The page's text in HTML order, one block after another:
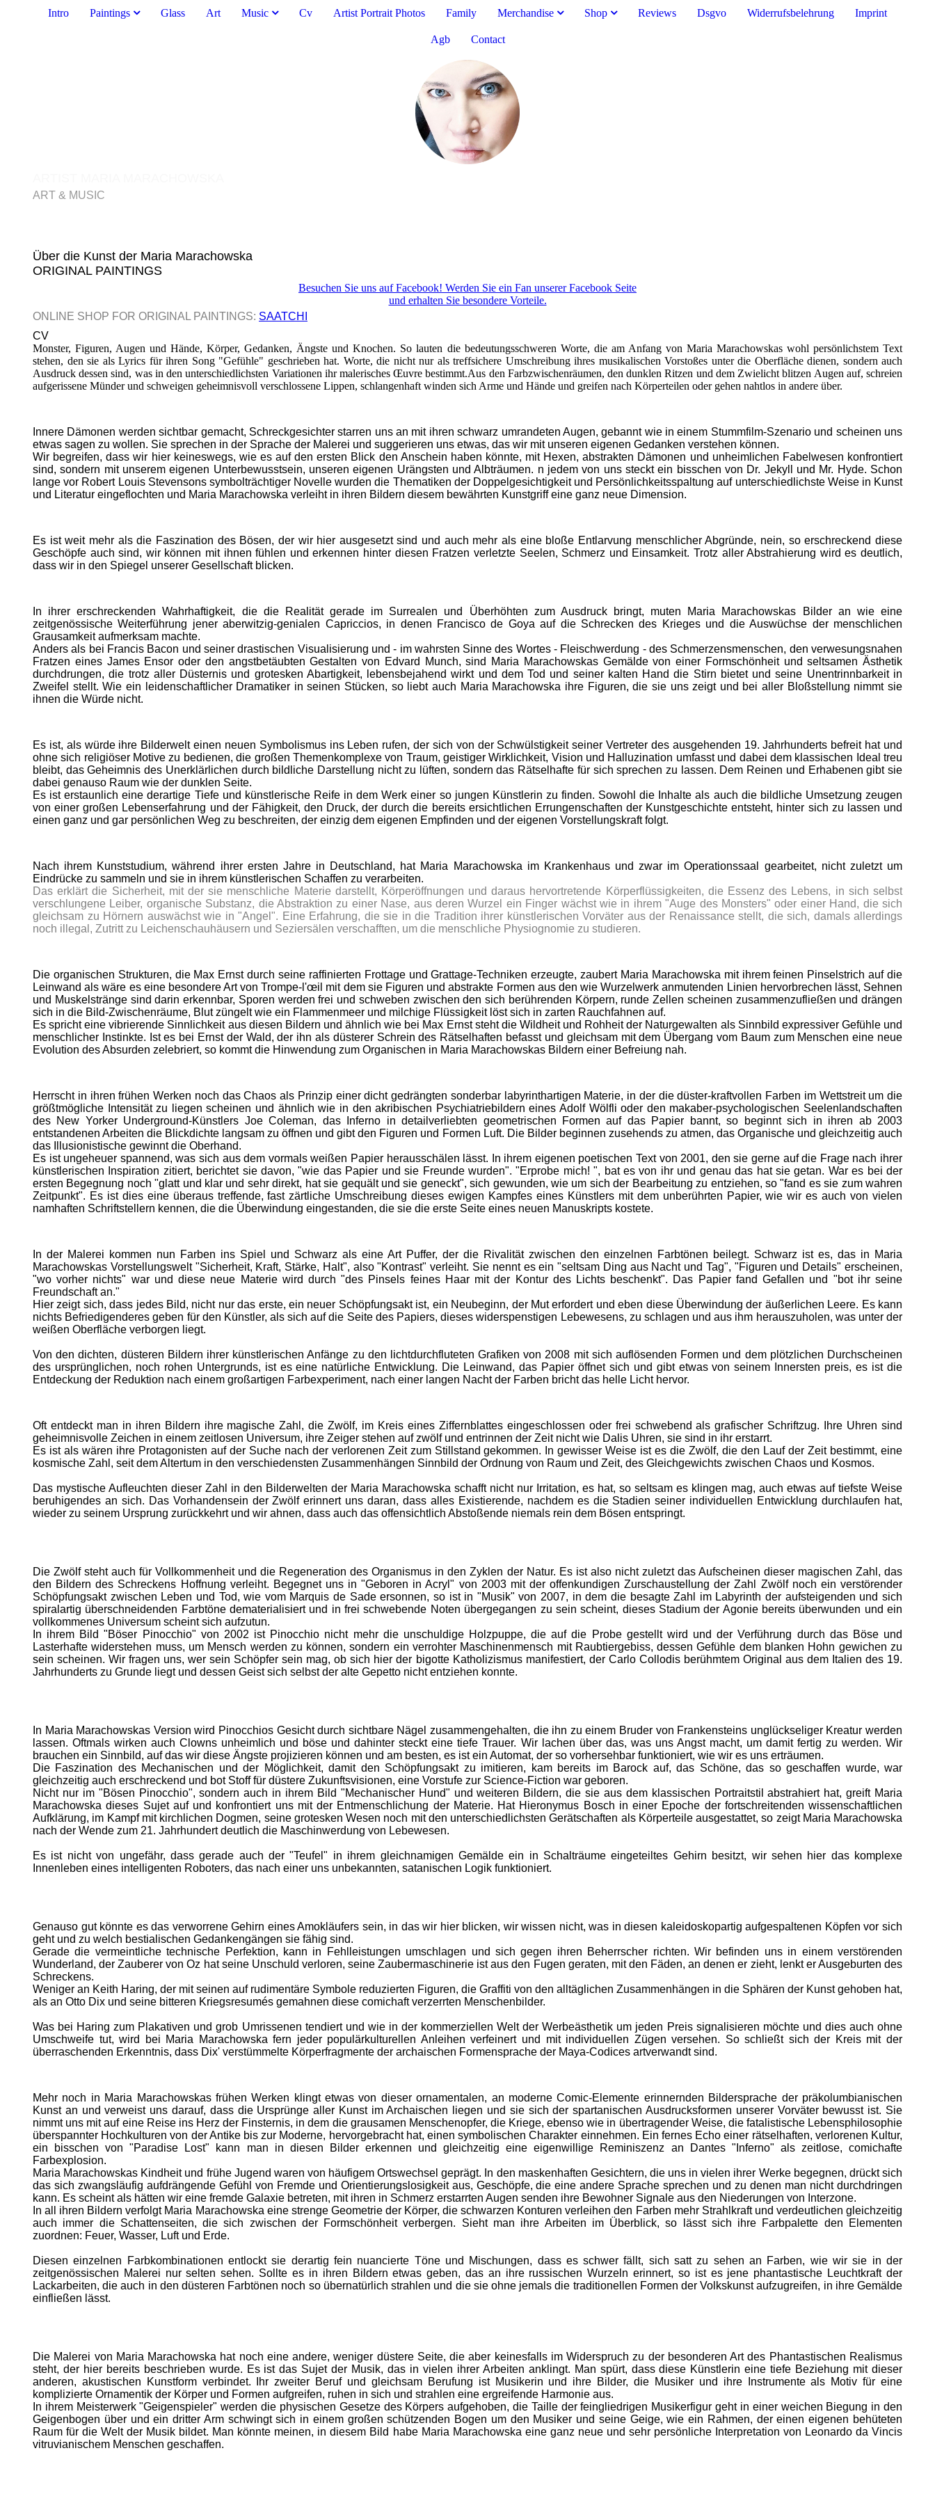
Intro Paintings Glass Art Music Cv Artist Portrait Photos Family Merchandise Shop Reviews Dsgvo Widerrufsbelehrung Imprint
Agb Contact
ART & MUSIC
Über die Kunst der Maria Marachowska
ORIGINAL PAINTINGS
Besuchen Sie uns auf Facebook! Werden Sie ein Fan unserer Facebook Seite
und erhalten Sie besondere Vorteile.
ONLINE SHOP FOR ORIGINAL PAINTINGS: SAATCHI
CV
Monster, Figuren, Augen und Hände, Körper, Gedanken, Ängste und Knochen. So lauten die bedeutungsschweren Worte, die am Anfang von Maria Marachowskas wohl persönlichstem Text
stehen, den sie als Lyrics für ihren Song "Gefühle" geschrieben hat. Worte, die nicht nur als treffsichere Umschreibung ihres musikalischen Vorstoßes unter die Oberfläche dienen, sondern auch
Ausdruck dessen sind, was in den unterschiedlichsten Variationen ihr malerisches Œuvre bestimmt.Aus den Farbzwischenräumen, den dunklen Ritzen und dem Zwielicht blitzen Augen auf, schreien
aufgerissene Münder und schweigen geheimnisvoll verschlossene Lippen, schlangenhaft winden sich Arme und Hände und greifen nach Körperteilen oder gehen nahtlos in andere über.
Innere Dämonen werden sichtbar gemacht, Schreckgesichter starren uns an mit ihren schwarz umrandeten Augen, gebannt wie in einem Stummfilm-Szenario und scheinen uns
etwas sagen zu wollen. Sie sprechen in der Sprache der Malerei und suggerieren uns etwas, das wir mit unseren eigenen Gedanken verstehen können.
Wir begreifen, dass wir hier keineswegs, wie es auf den ersten Blick den Anschein haben könnte, mit Hexen, abstrakten Dämonen und unheimlichen Fabelwesen konfrontiert
sind, sondern mit unserem eigenen Unterbewusstsein, unseren eigenen Urängsten und Albträumen. n jedem von uns steckt ein bisschen von Dr. Jekyll und Mr. Hyde. Schon
lange vor Robert Louis Stevensons symbolträchtiger Novelle wurden die Thematiken der Doppelgesichtigkeit und Persönlichkeitsspaltung auf unterschiedlichste Weise in Kunst
und Literatur eingeflochten und Maria Marachowska verleiht in ihren Bildern diesem bewährten Kunstgriff eine ganz neue Dimension.
Es ist weit mehr als die Faszination des Bösen, der wir hier ausgesetzt sind und auch mehr als eine bloße Entlarvung menschlicher Abgründe, nein, so erschreckend diese
Geschöpfe auch sind, wir können mit ihnen fühlen und erkennen hinter diesen Fratzen verletzte Seelen, Schmerz und Einsamkeit. Trotz aller Abstrahierung wird es deutlich,
dass wir in den Spiegel unserer Gesellschaft blicken.
In ihrer erschreckenden Wahrhaftigkeit, die die Realität gerade im Surrealen und Überhöhten zum Ausdruck bringt, muten Maria Marachowskas Bilder an wie eine
zeitgenössische Weiterführung jener aberwitzig-genialen Capriccios, in denen Francisco de Goya auf die Schrecken des Krieges und die Auswüchse der menschlichen
Grausamkeit aufmerksam machte.
Anders als bei Francis Bacon und seiner drastischen Visualisierung und - im wahrsten Sinne des Wortes - Fleischwerdung - des Schmerzensmenschen, den verwesungsnahen
Fratzen eines James Ensor oder den angstbetäubten Gestalten von Edvard Munch, sind Maria Marachowskas Gemälde von einer Formschönheit und seltsamen Ästhetik
durchdrungen, die trotz aller Düsternis und grotesken Abartigkeit, lebensbejahend wirkt und dem Tod und seiner kalten Hand die Stirn bietet und seine Unentrinnbarkeit in
Zweifel stellt. Wie ein leidenschaftlicher Dramatiker in seinen Stücken, so liebt auch Maria Marachowska ihre Figuren, die sie uns zeigt und bei aller Bloßstellung nimmt sie
ihnen die Würde nicht.
Es ist, als würde ihre Bilderwelt einen neuen Symbolismus ins Leben rufen, der sich von der Schwülstigkeit seiner Vertreter des ausgehenden 19. Jahrhunderts befreit hat und
ohne sich religiöser Motive zu bedienen, die großen Themenkomplexe von Traum, geistiger Wirklichkeit, Vision und Halluzination umfasst und dabei dem klassischen Ideal treu
bleibt, das Geheimnis des Unerklärlichen durch bildliche Darstellung nicht zu lüften, sondern das Rätselhafte für sich sprechen zu lassen. Dem Reinen und Erhabenen gibt sie
dabei genauso Raum wie der dunklen Seite.
Es ist erstaunlich eine derartige Tiefe und künstlerische Reife in dem Werk einer so jungen Künstlerin zu finden. Sowohl die Inhalte als auch die bildliche Umsetzung zeugen
von einer großen Lebenserfahrung und der Fähigkeit, den Druck, der durch die bereits ersichtlichen Errungenschaften der Kunstgeschichte entsteht, hinter sich zu lassen und
einen ganz und gar persönlichen Weg zu beschreiten, der einzig dem eigenen Empfinden und der eigenen Vorstellungskraft folgt.
Nach ihrem Kunststudium, während ihrer ersten Jahre in Deutschland, hat Maria Marachowska im Krankenhaus und zwar im Operationssaal gearbeitet, nicht zuletzt um
Eindrücke zu sammeln und sie in ihrem künstlerischen Schaffen zu verarbeiten.
Das erklärt die Sicherheit, mit der sie menschliche Materie darstellt, Körperöffnungen und daraus hervortretende Körperflüssigkeiten, die Essenz des Lebens, in sich selbst
verschlungene Leiber, organische Substanz, die Abstraktion zu einer Nase, aus deren Wurzel ein Finger wächst wie in ihrem "Auge des Monsters" oder einer Hand, die sich
gleichsam zu Hörnern auswächst wie in "Angel". Eine Erfahrung, die sie in die Tradition ihrer künstlerischen Vorväter aus der Renaissance stellt, die sich, damals allerdings
noch illegal, Zutritt zu Leichenschauhäusern und Seziersälen verschafften, um die menschliche Physiognomie zu studieren.
Die organischen Strukturen, die Max Ernst durch seine raffinierten Frottage und Grattage-Techniken erzeugte, zaubert Maria Marachowska mit ihrem feinen Pinselstrich auf die
Leinwand als wäre es eine besondere Art von Trompe-l'œil mit dem sie Figuren und abstrakte Formen aus den wie Wurzelwerk anmutenden Linien hervorbrechen lässt, Sehnen
und Muskelstränge sind darin erkennbar, Sporen werden frei und schweben zwischen den sich berührenden Körpern, runde Zellen scheinen zusammenzufließen und drängen
sich in die Bild-Zwischenräume, Blut züngelt wie ein Flammenmeer und milchige Flüssigkeit löst sich in zarten Rauchfahnen auf.
Es spricht eine vibrierende Sinnlichkeit aus diesen Bildern und ähnlich wie bei Max Ernst steht die Wildheit und Rohheit der Naturgewalten als Sinnbild expressiver Gefühle und
menschlicher Instinkte. Ist es bei Ernst der Wald, der ihn als düsterer Schrein des Rätselhaften befasst und gleichsam mit dem Übergang vom Baum zum Menschen eine neue
Evolution des Absurden zelebriert, so kommt die Hinwendung zum Organischen in Maria Marachowskas Bildern einer Befreiung nah.
Herrscht in ihren frühen Werken noch das Chaos als Prinzip einer dicht gedrängten sonderbar labyrinthartigen Materie, in der die düster-kraftvollen Farben im Wettstreit um die
größtmögliche Intensität zu liegen scheinen und ähnlich wie in den akribischen Psychiatriebildern eines Adolf Wölfli oder den makaber-psychologischen Seelenlandschaften
des New Yorker Underground-Künstlers Joe Coleman, das Inferno in detailverliebten geometrischen Formen auf das Papier bannt, so beginnt sich in ihren ab 2003
entstandenen Arbeiten die Blickdichte langsam zu öffnen und gibt den Figuren und Formen Luft. Die Bilder beginnen zusehends zu atmen, das Organische und gleichzeitig auch
das Illusionistische gewinnt die Oberhand.
Es ist ungeheuer spannend, was sich aus dem vormals weißen Papier herausschälen lässt. In ihrem eigenen poetischen Text von 2001, den sie gerne auf die Frage nach ihrer
künstlerischen Inspiration zitiert, berichtet sie davon, "wie das Papier und sie Freunde wurden". "Erprobe mich! ", bat es von ihr und genau das hat sie getan. War es bei der
ersten Begegnung noch "glatt und klar und sehr direkt, hat sie gequält und sie geneckt", sich gewunden, wie um sich der Bearbeitung zu entziehen, so "fand es sie zum wahren
Zeitpunkt". Es ist dies eine überaus treffende, fast zärtliche Umschreibung dieses ewigen Kampfes eines Künstlers mit dem unberührten Papier, wie wir es auch von vielen
namhaften Schriftstellern kennen, die die Überwindung eingestanden, die sie die erste Seite eines neuen Manuskripts kostete.
In der Malerei kommen nun Farben ins Spiel und Schwarz als eine Art Puffer, der die Rivalität zwischen den einzelnen Farbtönen beilegt. Schwarz ist es, das in Maria
Marachowskas Vorstellungswelt "Sicherheit, Kraft, Stärke, Halt", also "Kontrast" verleiht. Sie nennt es ein "seltsam Ding aus Nacht und Tag", "Figuren und Details" erscheinen,
"wo vorher nichts" war und diese neue Materie wird durch "des Pinsels feines Haar mit der Kontur des Lichts beschenkt". Das Papier fand Gefallen und "bot ihr seine
Freundschaft an."
Hier zeigt sich, dass jedes Bild, nicht nur das erste, ein neuer Schöpfungsakt ist, ein Neubeginn, der Mut erfordert und eben diese Überwindung der äußerlichen Leere. Es kann
nichts Befriedigenderes geben für den Künstler, als sich auf die Seite des Papiers, dieses widerspenstigen Lebewesens, zu schlagen und aus ihm herauszuholen, was unter der
weißen Oberfläche verborgen liegt.
Von den dichten, düsteren Bildern ihrer künstlerischen Anfänge zu den lichtdurchfluteten Grafiken von 2008 mit sich auflösenden Formen und dem plötzlichen Durchscheinen
des ursprünglichen, noch rohen Untergrunds, ist es eine natürliche Entwicklung. Die Leinwand, das Papier öffnet sich und gibt etwas von seinem Innersten preis, es ist die
Entdeckung der Reduktion nach einem großartigen Farbexperiment, nach einer langen Nacht der Farben bricht das helle Licht hervor.
Oft entdeckt man in ihren Bildern ihre magische Zahl, die Zwölf, im Kreis eines Ziffernblattes eingeschlossen oder frei schwebend als grafischer Schriftzug. Ihre Uhren sind
geheimnisvolle Zeichen in einem zeitlosen Universum, ihre Zeiger stehen auf zwölf und entrinnen der Zeit nicht wie Dalis Uhren, sie sind in ihr erstarrt.
Es ist als wären ihre Protagonisten auf der Suche nach der verlorenen Zeit zum Stillstand gekommen. In gewisser Weise ist es die Zwölf, die den Lauf der Zeit bestimmt, eine
kosmische Zahl, seit dem Altertum in den verschiedensten Zusammenhängen Sinnbild der Ordnung von Raum und Zeit, des Gleichgewichts zwischen Chaos und Kosmos.
Das mystische Aufleuchten dieser Zahl in den Bilderwelten der Maria Marachowska schafft nicht nur Irritation, es hat, so seltsam es klingen mag, auch etwas auf tiefste Weise
beruhigendes an sich. Das Vorhandensein der Zwölf erinnert uns daran, dass alles Existierende, nachdem es die Stadien seiner individuellen Entwicklung durchlaufen hat,
wieder zu seinem Ursprung zurückkehrt und wir ahnen, dass auch das offensichtlich Abstoßende niemals rein dem Bösen entspringt.
Die Zwölf steht auch für Vollkommenheit und die Regeneration des Organismus in den Zyklen der Natur. Es ist also nicht zuletzt das Aufscheinen dieser magischen Zahl, das
den Bildern des Schreckens Hoffnung verleiht. Begegnet uns in "Geboren in Acryl" von 2003 mit der offenkundigen Zurschaustellung der Zahl Zwölf noch ein verstörender
Schöpfungsakt zwischen Leben und Tod, wie vom Marquis de Sade ersonnen, so ist in "Musik" von 2007, in dem die besagte Zahl im Labyrinth der aufsteigenden und sich
spiralartig überschneidenden Farbtöne dematerialisiert und in frei schwebende Noten übergegangen zu sein scheint, dieses Stadium der Agonie bereits überwunden und ein
vollkommenes Universum scheint sich aufzutun.
In ihrem Bild "Böser Pinocchio" von 2002 ist Pinocchio nicht mehr die unschuldige Holzpuppe, die auf die Probe gestellt wird und der Verführung durch das Böse und
Lasterhafte widerstehen muss, um Mensch werden zu können, sondern ein verrohter Maschinenmensch mit Raubtiergebiss, dessen Gefühle dem blanken Hohn gewichen zu
sein scheinen. Wir fragen uns, wer sein Schöpfer sein mag, ob sich hier der bigotte Katholizismus manifestiert, der Carlo Collodis berühmtem Original aus dem Italien des 19.
Jahrhunderts zu Grunde liegt und dessen Geist sich selbst der alte Gepetto nicht entziehen konnte.
In Maria Marachowskas Version wird Pinocchios Gesicht durch sichtbare Nägel zusammengehalten, die ihn zu einem Bruder von Frankensteins unglückseliger Kreatur werden
lassen. Oftmals wirken auch Clowns unheimlich und böse und dahinter steckt eine tiefe Trauer. Wir lachen über das, was uns Angst macht, um damit fertig zu werden. Wir
brauchen ein Sinnbild, auf das wir diese Ängste projizieren können und am besten, es ist ein Automat, der so vorhersehbar funktioniert, wie wir es uns erträumen.
Die Faszination des Mechanischen und der Möglichkeit, damit den Schöpfungsakt zu imitieren, kam bereits im Barock auf, das Schöne, das so geschaffen wurde, war
gleichzeitig auch erschreckend und bot Stoff für düstere Zukunftsvisionen, eine Vorstufe zur Science-Fiction war geboren.
Nicht nur im "Bösen Pinocchio", sondern auch in ihrem Bild "Mechanischer Hund" und weiteren Bildern, die sie aus dem klassischen Portraitstil abstrahiert hat, greift Maria
Marachowska dieses Sujet auf und konfrontiert uns mit der Entmenschlichung der Materie. Hat Hieronymus Bosch in einer Epoche der fortschreitenden wissenschaftlichen
Aufklärung, im Kampf mit kirchlichen Dogmen, seine grotesken Wesen noch mit den unterschiedlichsten Gerätschaften als Körperteile ausgestattet, so zeigt Maria Marachowska
nach der Wende zum 21. Jahrhundert deutlich die Maschinwerdung von Lebewesen.
Es ist nicht von ungefähr, dass gerade auch der "Teufel" in ihrem gleichnamigen Gemälde ein in Schalträume eingeteiltes Gehirn besitzt, wir sehen hier das komplexe
Innenleben eines intelligenten Roboters, das nach einer uns unbekannten, satanischen Logik funktioniert.
Genauso gut könnte es das verworrene Gehirn eines Amokläufers sein, in das wir hier blicken, wir wissen nicht, was in diesen kaleidoskopartig aufgespaltenen Köpfen vor sich
geht und zu welch bestialischen Gedankengängen sie fähig sind.
Gerade die vermeintliche technische Perfektion, kann in Fehlleistungen umschlagen und sich gegen ihren Beherrscher richten. Wir befinden uns in einem verstörenden
Wunderland, der Zauberer von Oz hat seine Unschuld verloren, seine Zaubermaschinerie ist aus den Fugen geraten, mit den Fäden, an denen er zieht, lenkt er Ausgeburten des
Schreckens.
Weniger an Keith Haring, der mit seinen auf rudimentäre Symbole reduzierten Figuren, die Graffiti von den alltäglichen Zusammenhängen in die Sphären der Kunst gehoben hat,
als an Otto Dix und seine bitteren Kriegsresumés gemahnen diese comichaft verzerrten Menschenbilder.
Was bei Haring zum Plakativen und grob Umrissenen tendiert und wie in der kommerziellen Welt der Werbeästhetik um jeden Preis signalisieren möchte und dies auch ohne
Umschweife tut, wird bei Maria Marachowska fern jeder populärkulturellen Anleihen verfeinert und mit individuellen Zügen versehen. So schließt sich der Kreis mit der
überraschenden Erkenntnis, dass Dix' verstümmelte Körperfragmente der archaischen Formensprache der Maya-Codices artverwandt sind.
Mehr noch in Maria Marachowskas frühen Werken klingt etwas von dieser ornamentalen, an moderne Comic-Elemente erinnernden Bildersprache der präkolumbianischen
Kunst an und verweist uns darauf, dass die Ursprünge aller Kunst im Archaischen liegen und sie sich der spartanischen Ausdrucksformen unserer Vorväter bewusst ist. Sie
nimmt uns mit auf eine Reise ins Herz der Finsternis, in dem die grausamen Menschenopfer, die Kriege, ebenso wie in übertragender Weise, die fatalistische Lebensphilosophie
überspannter Hochkulturen von der Antike bis zur Moderne, hervorgebracht hat, einen symbolischen Charakter einnehmen. Ein fernes Echo einer rätselhaften, verlorenen Kultur,
ein bisschen von "Paradise Lost" kann man in diesen Bilder erkennen und gleichzeitig eine eigenwillige Reminiszenz an Dantes "Inferno" als zeitlose, comichafte
Farbexplosion.
Maria Marachowskas Kindheit und frühe Jugend waren von häufigem Ortswechsel geprägt. In den maskenhaften Gesichtern, die uns in vielen ihrer Werke begegnen, drückt sich
das sich zwangsläufig aufdrängende Gefühl von Fremde und Orientierungslosigkeit aus, Geschöpfe, die eine andere Sprache sprechen und zu denen man nicht durchdringen
kann. Es scheint als hätten wir eine fremde Galaxie betreten, mit ihren in Schmerz erstarrten Augen senden ihre Bewohner Signale aus den Niederungen von Interzone.
In all ihren Bildern verfolgt Maria Marachowska eine strenge Geometrie der Körper, die schwarzen Konturen verleihen den Farben mehr Strahlkraft und verdeutlichen gleichzeitig
auch immer die Schattenseiten, die sich zwischen der Formschönheit verbergen. Sieht man ihre Arbeiten im Überblick, so lässt sich ihre Farbpalette den Elementen
zuordnen: Feuer, Wasser, Luft und Erde.
Diesen einzelnen Farbkombinationen entlockt sie derartig fein nuancierte Töne und Mischungen, dass es schwer fällt, sich satt zu sehen an Farben, wie wir sie in der
zeitgenössischen Malerei nur selten sehen. Sollte es in ihren Bildern etwas geben, das an ihre russischen Wurzeln erinnert, so ist es jene phantastische Leuchtkraft der
Lackarbeiten, die auch in den düsteren Farbtönen noch so übernatürlich strahlen und die sie ohne jemals die traditionellen Formen der Volkskunst aufzugreifen, in ihre Gemälde
einfließen lässt.
Die Malerei von Maria Marachowska hat noch eine andere, weniger düstere Seite, die aber keinesfalls im Widerspruch zu der besonderen Art des Phantastischen Realismus
steht, der hier bereits beschrieben wurde. Es ist das Sujet der Musik, das in vielen ihrer Arbeiten anklingt. Man spürt, dass diese Künstlerin eine tiefe Beziehung mit dieser
anderen, akustischen Kunstform verbindet. Ihr zweiter Beruf und gleichsam Berufung ist Musikerin und ihre Bilder, die Musiker und ihre Instrumente als Motiv für eine
komplizierte Ornamentik der Körper und Formen aufgreifen, ruhen in sich und strahlen eine ergreifende Harmonie aus.
In ihrem Meisterwerk "Geigenspieler" werden die physischen Gesetze des Körpers aufgehoben, die Taille der feingliedrigen Musikerfigur geht in einer weichen Biegung in den
Geigenbogen über und ein dritter Arm schwingt sich in einem großen schützenden Bogen um den Musiker und seine Geige, wie ein Rahmen, der einen eigenen behüteten
Raum für die Welt der Musik bildet. Man könnte meinen, in diesem Bild habe Maria Marachowska eine ganz neue und sehr persönliche Interpretation von Leonardo da Vincis
vitruvianischem Menschen geschaffen.